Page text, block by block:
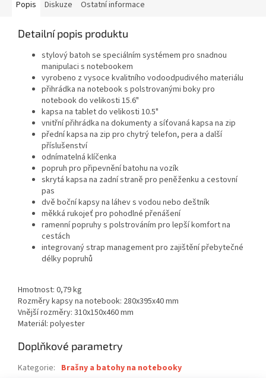
Popis Diskuze Ostatní informace
Detailní popis produktu
stylový batoh se speciálním systémem pro snadnou
manipulaci s notebookem
vyrobeno z vysoce kvalitního vodoodpudivého materiálu
přihrádka na notebook s polstrovanými boky pro
notebook do velikosti 15.6"
kapsa na tablet do velikosti 10.5"
vnitřní přihrádka na dokumenty a síťovaná kapsa na zip
přední kapsa na zip pro chytrý telefon, pera a další
příslušenství
odnímatelná klíčenka
popruh pro připevnění batohu na vozík
skrytá kapsa na zadní straně pro peněženku a cestovní
pas
dvě boční kapsy na láhev s vodou nebo deštník
měkká rukojeť pro pohodlné přenášení
ramenní popruhy s polstrováním pro lepší komfort na
cestách
integrovaný strap management pro zajištění přebytečné
délky popruhů
Hmotnost: 0,79 kg
Rozměry kapsy na notebook: 280x395x40 mm
Vnější rozměry: 310x150x460 mm
Materiál: polyester
Doplňkové parametry
Kategorie: Brašny a batohy na notebooky